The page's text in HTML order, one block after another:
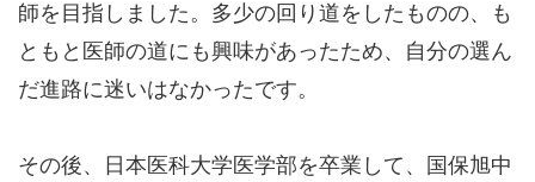
師を目指しました。多少の回り道をしたものの、も
ともと医師の道にも興味があったため、自分の選ん
だ進路に迷いはなかったです。
その後、日本医科大学医学部を卒業して、国保旭中